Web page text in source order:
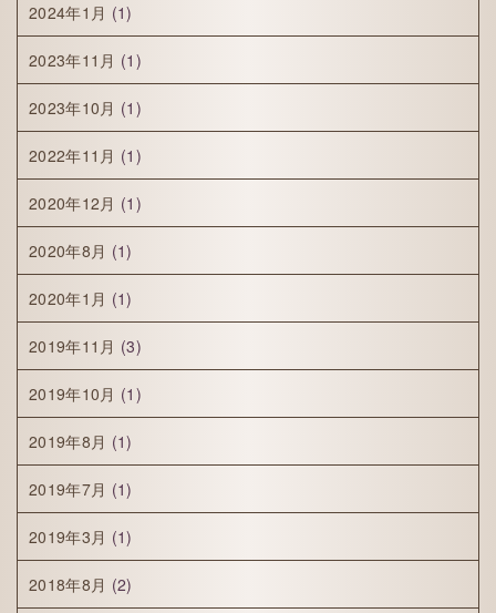
2024年1月 (1)
2023年11月 (1)
2023年10月 (1)
2022年11月 (1)
2020年12月 (1)
2020年8月 (1)
2020年1月 (1)
2019年11月 (3)
2019年10月 (1)
2019年8月 (1)
2019年7月 (1)
2019年3月 (1)
2018年8月 (2)